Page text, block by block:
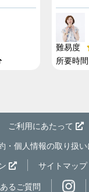
難易度
所要時間
ご利用にあたって
・個人情報の取り扱い
サイトマップ
るご質問